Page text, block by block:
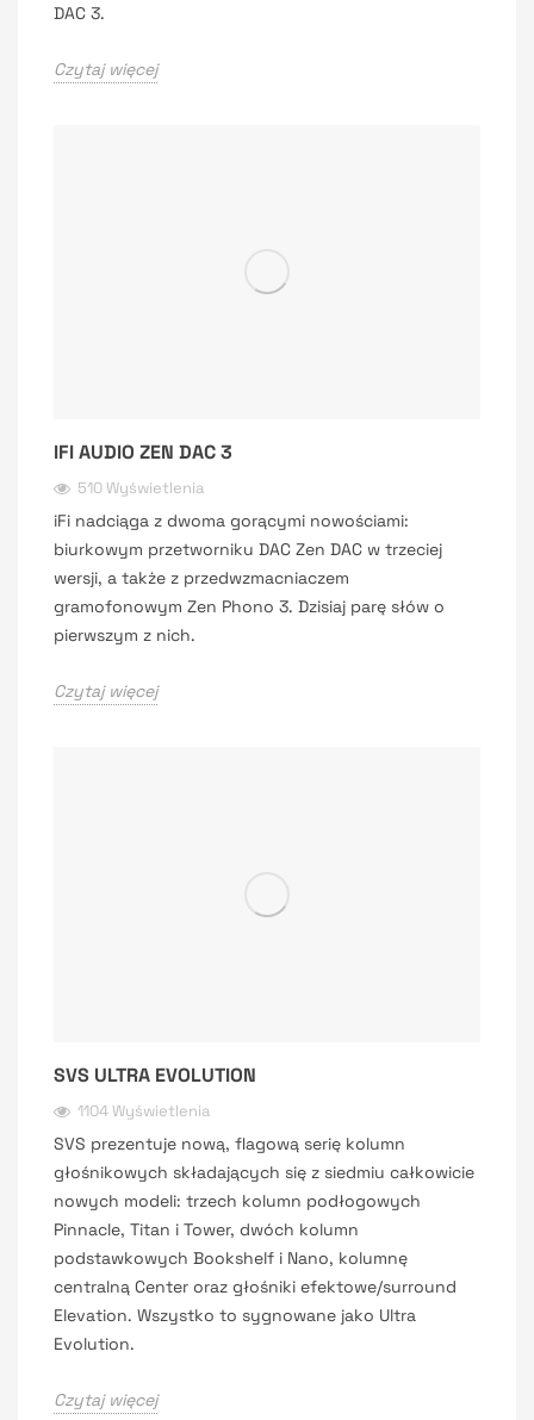
DAC 3.
Czytaj więcej
IFI AUDIO ZEN DAC 3
510 Wyświetlenia
iFi nadciąga z dwoma gorącymi nowościami:
biurkowym przetworniku DAC Zen DAC w trzeciej
wersji, a także z przedwzmacniaczem
gramofonowym Zen Phono 3. Dzisiaj parę słów o
pierwszym z nich.
Czytaj więcej
SVS ULTRA EVOLUTION
1104 Wyświetlenia
SVS prezentuje nową, flagową serię kolumn
głośnikowych składających się z siedmiu całkowicie
nowych modeli: trzech kolumn podłogowych
Pinnacle, Titan i Tower, dwóch kolumn
podstawkowych Bookshelf i Nano, kolumnę
centralną Center oraz głośniki efektowe/surround
Elevation. Wszystko to sygnowane jako Ultra
Evolution.
Czytaj więcej